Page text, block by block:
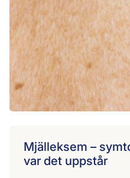
Mjälleksem –
var det uppstår